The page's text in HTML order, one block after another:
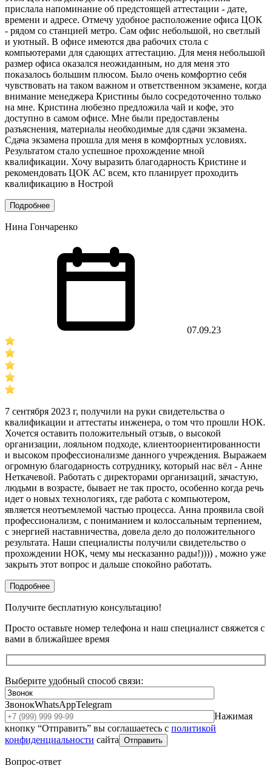
прислала напоминание об предстоящей аттестации - дате,
времени и адресе. Отмечу удобное расположение офиса ЦОК
- рядом со станцией метро. Сам офис небольшой, но светлый
и уютный. В офисе имеются два рабочих стола с
компьютерами для сдающих аттестацию. Для меня небольшой
размер офиса оказался неожиданным, но для меня это
показалось большим плюсом. Было очень комфортно себя
чувствовать на таком важном и ответственном экзамене, когда
внимание менеджера Кристины было сосредоточенно только
на мне. Кристина любезно предложила чай и кофе, это
доступно в самом офисе. Мне были предоставлены
разъяснения, материалы необходимые для сдачи экзамена.
Сдача экзамена прошла для меня в комфортных условиях.
Результатом стало успешное прохождение мной
квалификации. Хочу выразить благодарность Кристине и
рекомендовать ЦОК АС всем, кто планирует проходить
квалификацию в Нострой
Подробнее
Нина Гончаренко
07.09.23
7 сентября 2023 г, получили на руки свидетельства о
квалификации и аттестаты инженера, о том что прошли НОК.
Хочется оставить положительный отзыв, о высокой
организации, лояльном подходе, клиентоориентированности
и высоком профессионализме данного учреждения. Выражаем
огромную благодарность сотруднику, который нас вёл - Анне
Неткачевой. Работать с директорами организаций, зачастую,
людьми в возрасте, бывает не так просто, особенно когда речь
идет о новых технологиях, где работа с компьютером,
является неотъемлемой частью процесса. Анна проявила свой
профессионализм, с пониманием и колоссальным терпением,
с энергией наставничества, довела дело до положительного
результата. Наши специалисты получили свидетельство о
прохождении НОК, чему мы несказанно рады!)))) , можно уже
закрыть этот вопрос и дальше спокойно работать.
Подробнее
Получите бесплатную консультацию!
Просто оставьте номер телефона и наш специалист свяжется с
вами в ближайшее время
Выберите удобный способ связи:
ЗвонокWhatsAppTelegram
Нажимая
кнопку “Отправить” вы соглашаетесь с политикой
конфиденциальности сайта Отправить
Вопрос-ответ